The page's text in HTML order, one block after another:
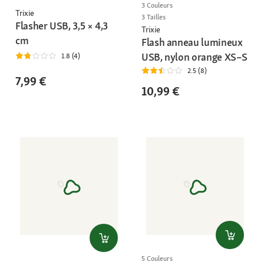
Trixie
Flasher USB, 3,5 × 4,3
cm
1.8 (4)
7,99 €
3 Couleurs
3 Tailles
Trixie
Flash anneau lumineux
USB, nylon orange XS–S
2.5 (8)
10,99 €
5 Couleurs